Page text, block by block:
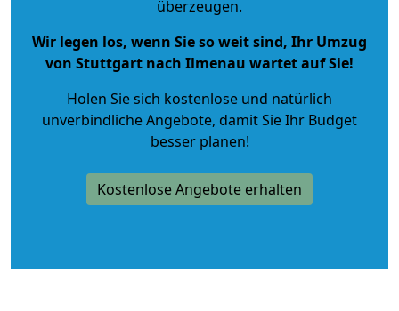
überzeugen.
Wir legen los, wenn Sie so weit sind, Ihr Umzug
von Stuttgart nach Ilmenau wartet auf Sie!
Holen Sie sich kostenlose und natürlich
unverbindliche Angebote, damit Sie Ihr Budget
besser planen!
Kostenlose Angebote erhalten